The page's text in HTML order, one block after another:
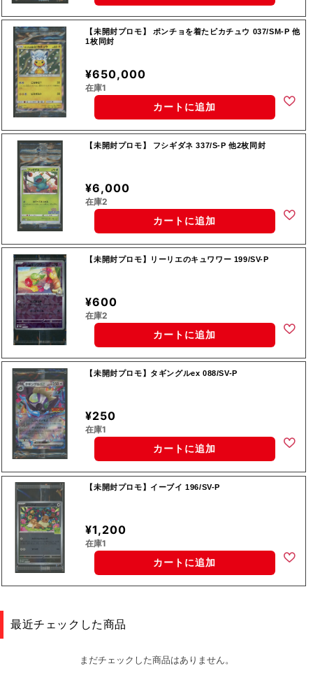
【未開封プロモ】 ポンチョを着たピカチュウ 037/SM-P 他
1枚同封
¥650,000
在庫1
カートに追加
【未開封プロモ】 フシギダネ 337/S-P 他2枚同封
¥6,000
在庫2
カートに追加
【未開封プロモ】リーリエのキュワワー 199/SV-P
¥600
在庫2
カートに追加
【未開封プロモ】タギングルex 088/SV-P
¥250
在庫1
カートに追加
【未開封プロモ】イーブイ 196/SV-P
¥1,200
在庫1
カートに追加
最近チェックした商品
まだチェックした商品はありません。